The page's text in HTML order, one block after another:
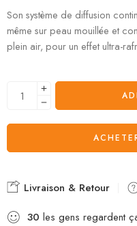
Son système de diffusion
même sur peau mouillée et
plein air, pour un effet ultra-
Livraison & Retour
30 les gens regardent